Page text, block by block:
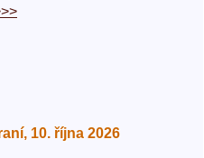
10. října 2026